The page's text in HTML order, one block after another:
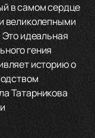
в самом сердце
великолепными
Это идеальная
гения
историю о
Татарникова